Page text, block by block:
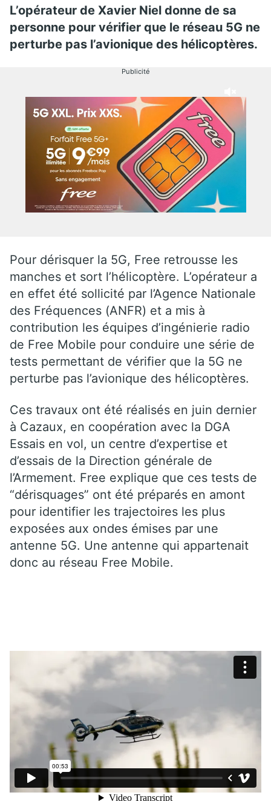
L’opérateur de Xavier Niel donne de sa
personne pour vérifier que le réseau 5G ne
perturbe pas l’avionique des hélicoptères.
Publicité
Pour dérisquer la 5G, Free retrousse les
manches et sort l’hélicoptère. L’opérateur a
en effet été sollicité par l’Agence Nationale
des Fréquences (ANFR) et a mis à
contribution les équipes d’ingénierie radio
de Free Mobile pour conduire une série de
tests permettant de vérifier que la 5G ne
perturbe pas l’avionique des hélicoptères.
Ces travaux ont été réalisés en juin dernier
à Cazaux, en coopération avec la DGA
Essais en vol, un centre d’expertise et
d’essais de la Direction générale de
l’Armement. Free explique que ces tests de
“dérisquages” ont été préparés en amont
pour identifier les trajectoires les plus
exposées aux ondes émises par une
antenne 5G. Une antenne qui appartenait
donc au réseau Free Mobile.